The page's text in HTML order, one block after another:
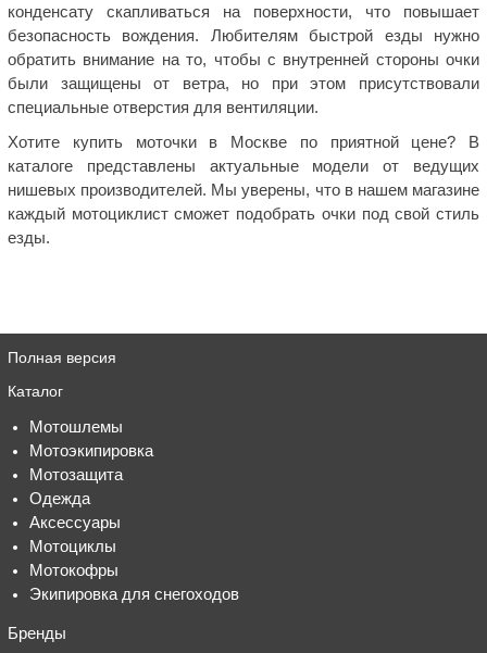
конденсату скапливаться на поверхности, что повышает
безопасность вождения. Любителям быстрой езды нужно
обратить внимание на то, чтобы с внутренней стороны очки
были защищены от ветра, но при этом присутствовали
специальные отверстия для вентиляции.
Хотите купить моточки в Москве по приятной цене? В
каталоге представлены актуальные модели от ведущих
нишевых производителей. Мы уверены, что в нашем магазине
каждый мотоциклист сможет подобрать очки под свой стиль
езды.
Полная версия
Каталог
Мотошлемы
Мотоэкипировка
Мотозащита
Одежда
Аксессуары
Мотоциклы
Мотокофры
Экипировка для снегоходов
Бренды